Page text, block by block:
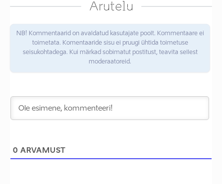
Arutelu
NB! Kommentaarid on avaldatud kasutajate poolt. Kommentaare ei
toimetata. Komentaaride sisu ei pruugi ühtida toimetuse
seisukohtadega. Kui märkad sobimatut postitust, teavita sellest
moderaatoreid.
0 ARVAMUST